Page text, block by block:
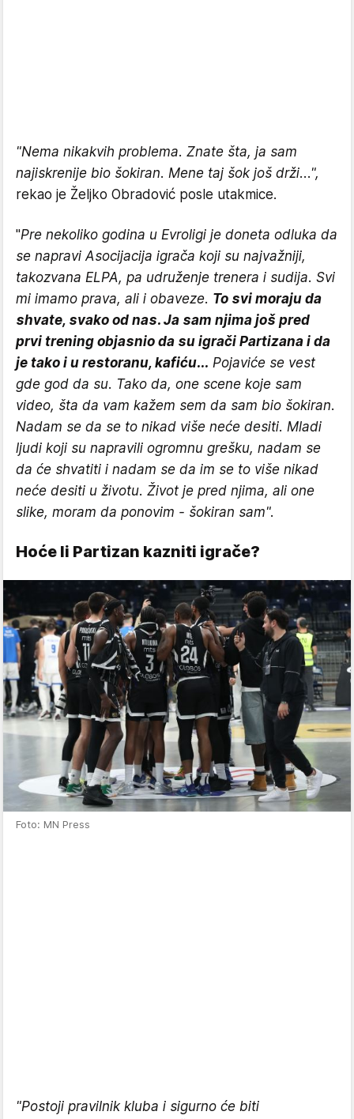
"Nema nikakvih problema. Znate šta, ja sam
najiskrenije bio šokiran. Mene taj šok još drži...",
rekao je Željko Obradović posle utakmice.
"Pre nekoliko godina u Evroligi je doneta odluka da
se napravi Asocijacija igrača koji su najvažniji,
takozvana ELPA, pa udruženje trenera i sudija. Svi
mi imamo prava, ali i obaveze. To svi moraju da
shvate, svako od nas. Ja sam njima još pred
prvi trening objasnio da su igrači Partizana i da
je tako i u restoranu, kafiću... Pojaviće se vest
gde god da su. Tako da, one scene koje sam
video, šta da vam kažem sem da sam bio šokiran.
Nadam se da se to nikad više neće desiti. Mladi
ljudi koji su napravili ogromnu grešku, nadam se
da će shvatiti i nadam se da im se to više nikad
neće desiti u životu. Život je pred njima, ali one
slike, moram da ponovim - šokiran sam".
Hoće li Partizan kazniti igrače?
Foto: MN Press
"Postoji pravilnik kluba i sigurno će biti